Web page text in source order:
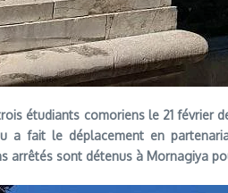
étudiants comoriens le 21 février
a fait le déplacement en
arrêtés sont détenus à Mornagiya